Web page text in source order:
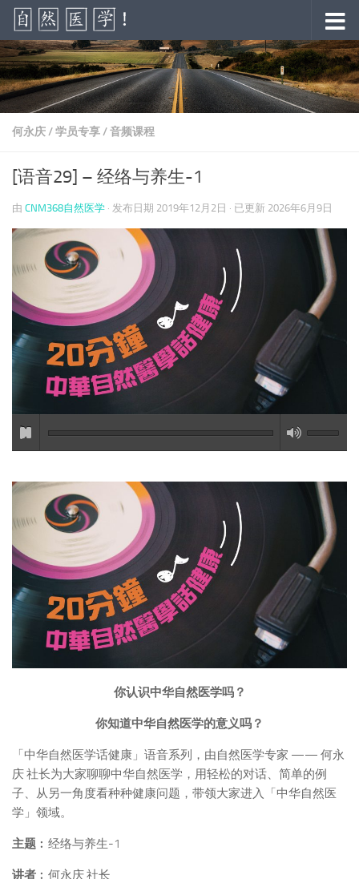
跳至内容
何永庆/学员专享/音频课程
[语音29] – 经络与养生-1
由 CNM368自然医学 · 发布日期 2019年12月2日 · 已更新 2026年6月9日
你认识中华自然医学吗？
你知道中华自然医学的意义吗？
「中华自然医学话健康」语音系列，由自然医学专家 —— 何永
庆 社长为大家聊聊中华自然医学，用轻松的对话、简单的例
子、从另一角度看种种健康问题，带领大家进入「中华自然医
学」领域。
主题 ︰经络与养生-1
讲者 ︰何永庆 社长